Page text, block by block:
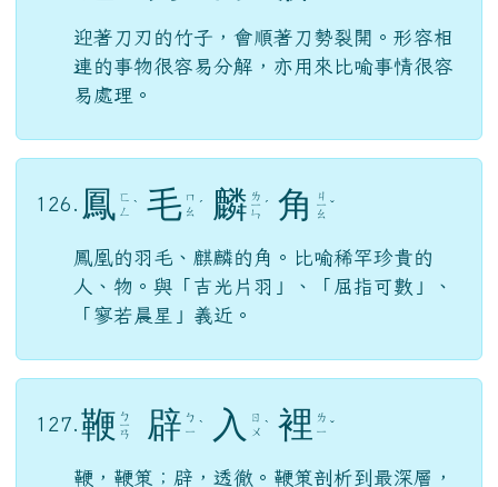
迎著刀刃的竹子，會順著刀勢裂開。形容相
連的事物很容易分解，亦用來比喻事情很容
易處理。
126. 鳳
ㄈ
ㄥ ˋ 毛 ㄠ ˊ 麟 ㄌ
ㄧ
ㄣ
ˊ 角 ㄐ
ㄧ
ㄠ
ˇ
鳳凰的羽毛、麒麟的角。比喻稀罕珍貴的
人、物。與「吉光片羽」、「屈指可數」、
「寥若晨星」義近。
127. 鞭 ㄅ
ㄧ
ㄢ 辟 ㄅ
ㄧ ˋ 入
ㄖ
ㄨ ˋ 裡
ㄌ
ㄧ ˇ
鞭，鞭策；辟，透徹。鞭策剖析到最深層，